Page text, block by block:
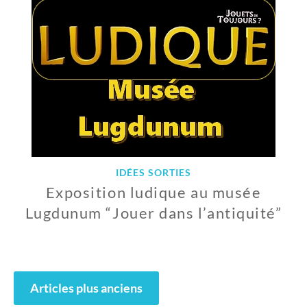
IDÉES SORTIES
Exposition ludique au musée
Lugdunum “Jouer dans l’antiquité”
C
Navigation
des
Articles plus anciens